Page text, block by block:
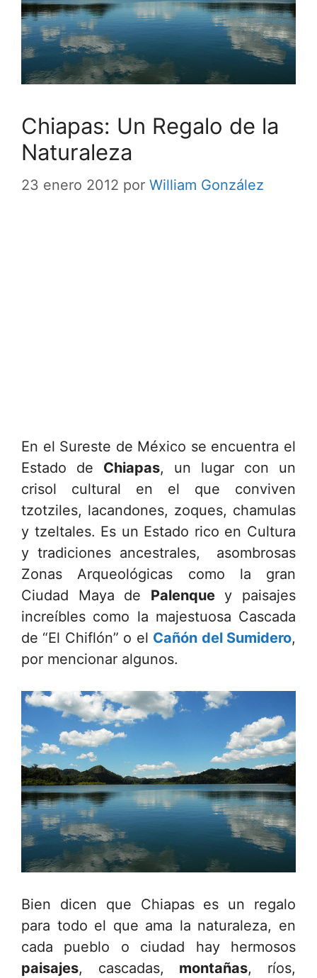
Chiapas: Un Regalo de la
Naturaleza
23 enero 2012 por William González
En el Sureste de México se encuentra el
Estado de Chiapas, un lugar con un
crisol cultural en el que conviven
tzotziles, lacandones, zoques, chamulas
y tzeltales. Es un Estado rico en Cultura
y tradiciones ancestrales, asombrosas
Zonas Arqueológicas como la gran
Ciudad Maya de Palenquey paisajes
increíbles como la majestuosa Cascada
de “El Chiflón” o el Cañón del Sumidero,
por mencionar algunos.
Bien dicen que Chiapas es un regalo
para todo el que ama la naturaleza, en
cada pueblo o ciudad hay hermosos
paisajes, cascadas, montañas, ríos,